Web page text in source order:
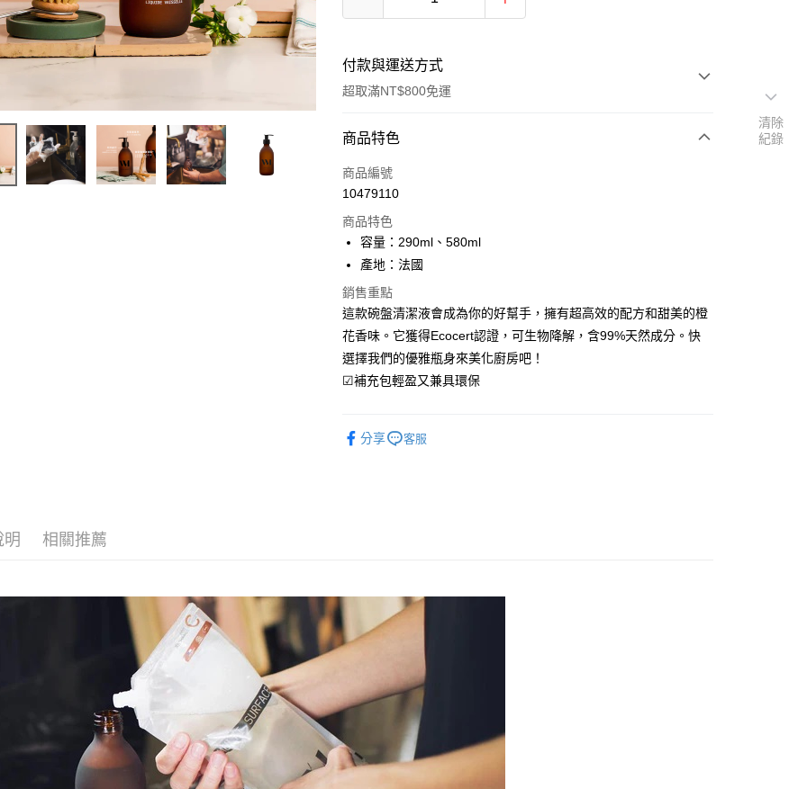
付款與運送方式
超取滿NT$800免運
付款方式
信用卡一次付款
3 期 0 利率 每期
合作金庫商業銀行
上海商業儲蓄銀行
國泰世華商業銀行
兆豐國際商業銀行
臺灣中小企業銀行
台中商業銀行
匯豐（台灣）商業銀行
聯邦商業銀行
台新國際商業銀行
台灣樂天信用卡公司
6 期 0 利率 每期
合作金庫商業銀行
華南商業銀行
彰化商業銀行
國泰世華商業銀行
兆豐國際商業銀行
臺灣中小企業銀行
匯豐（台灣）商業銀行
玉山商業銀行
超商取貨付款
Apple Pay
每筆NT$60，滿NT$800(含以上)免運費
付款後全家取貨
每筆NT$60，滿NT$800(含以上)免運費
7-11取貨付款
每筆NT$60，滿NT$800(含以上)免運費
付款後7-11取貨
每筆NT$60，滿NT$800(含以上)免運費
商品特色
商品編號
10479110
商品特色
容量：290ml、580ml
產地：法國
銷售重點
這款碗盤清潔液會成為你的好幫手，擁有超高效的配方和甜美的橙
花香味。它獲得Ecocert認證，可生物降解，含99%天然成分。快
選擇我們的優雅瓶身來美化廚房吧！
☑補充包輕盈又兼具環保
分享 客服
明 相關推薦
清除
紀錄